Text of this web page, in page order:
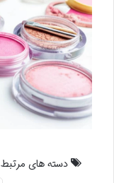
دسته های مرتبط